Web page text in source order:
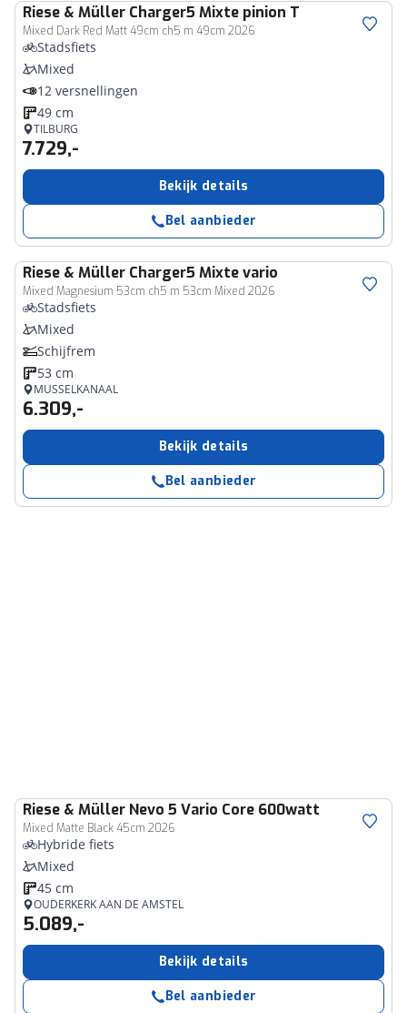
Riese & Müller Charger5 Mixte pinion T
Mixed Dark Red Matt 49cm ch5 m 49cm 2026
Stadsfiets
Mixed
12 versnellingen
49 cm
TILBURG
7.729,-
Bekijk details
Bel aanbieder
Riese & Müller Charger5 Mixte vario
Mixed Magnesium 53cm ch5 m 53cm Mixed 2026
Stadsfiets
Mixed
Schijfrem
53 cm
MUSSELKANAAL
6.309,-
Bekijk details
Bel aanbieder
Riese & Müller Nevo 5 Vario Core 600watt
Mixed Matte Black 45cm 2026
Hybride fiets
Mixed
45 cm
OUDERKERK AAN DE AMSTEL
5.089,-
Bekijk details
Bel aanbieder